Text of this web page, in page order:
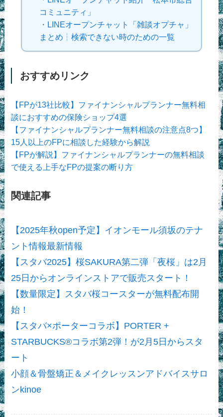
コミュニティ」
・ LINEオープンチャット「雑談オプチャ」
まとめ┆検索できない時のための一覧
おすすめリンク
【FPが13社比較】ファイナンシャルプランナー無料相
談におすすめの保険ショップ4選
【ファイナンシャルプランナー無料相談の注意点8つ】
15人以上のFPに相談した経験から解説
【FPが解説】ファイナンシャルプランナーの無料相談
で使える上手なFPの提案の断り方
関連記事
【2025年秋open予定】イオンモール須坂のテナ
ント情報最新情報
【スタバ2025】桜SAKURA第二弾「夜桜」は2月
25日からオンラインストアで販売スタート！
【数量限定】スタバ桜コースターが無料配布開
始！
【スタバ×ポーターコラボ】PORTER +
STARBUCKS®コラボ第2弾！が2月5日からスタ
ート
小顔＆骨盤矯正＆メイクレッスンアドバイスサロ
ンkinoe